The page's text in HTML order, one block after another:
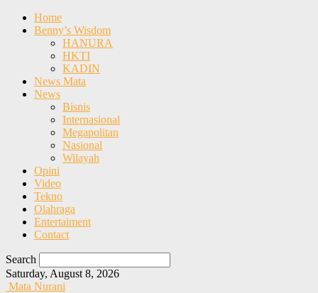
Home
Benny’s Wisdom
HANURA
HKTI
KADIN
News Mata
News
Bisnis
Internasional
Megapolitan
Nasional
Wilayah
Opini
Video
Tekno
Olahraga
Entertaiment
Contact
Search
Saturday, August 8, 2026
Mata Nurani